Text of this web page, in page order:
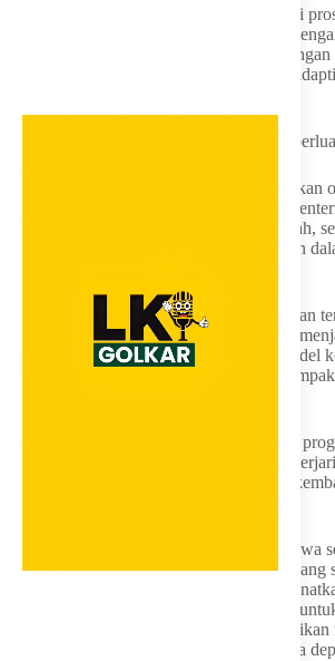
Masuk ke Sekolah Rakyat bukan akhir dari
awal dari perjalanan panjang. Anak-anak
belakang jalanan membutuhkan
penguatan karakter, serta kurikulum yang
Keempat, kolaborasi lintas sektor harus
Penanganan anak jalanan tidak bisa dilakukan
kementerian saja. Perlu sinergi antara
Kementerian Pendidikan, pemerintah daerah,
masyarakat sipil yang memiliki pengalaman
“Atas nama Komisi VIII DPR RI, kami akan
agar program Sekolah Rakyat tidak hanya
afirmatif jangka pendek, tetapi menjadi model
inklusif yang berkelanjutan dan terukur
Ia juga menambahkan bahwa keberhasilan
diukur tidak hanya dari jumlah anak yang
berapa banyak yang mampu bertahan,
Sebagai penutup, Atalia mengingatkan bahwa
Indonesia, tanpa terkecuali, memiliki hak yang
pendidikan yang layak sebagaimana
konstitusi. Negara harus hadir tidak hanya
mereka yang tertinggal, tetapi juga memastikan
melangkah maju dengan martabat dan masa